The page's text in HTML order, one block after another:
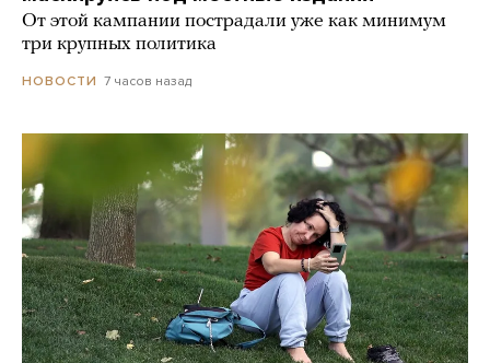
От этой кампании пострадали уже как минимум
три крупных политика
НОВОСТИ 7 часов назад